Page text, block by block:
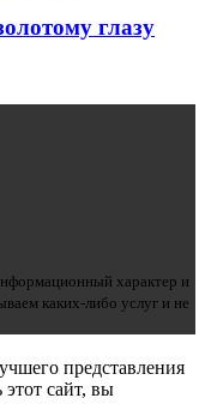
глазу
характер и
каких-либо услуг и не
представления
сайт, вы